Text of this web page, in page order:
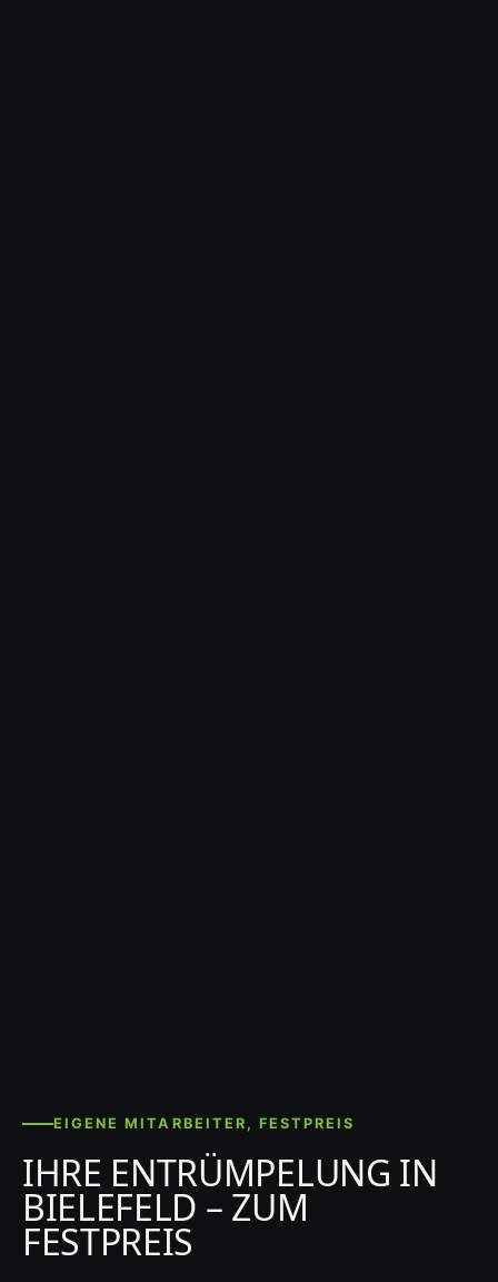
EIGENE MITARBEITER, FESTPREIS
IHRE ENTRÜMPELUNG IN
BIELEFELD – ZUM
FESTPREIS